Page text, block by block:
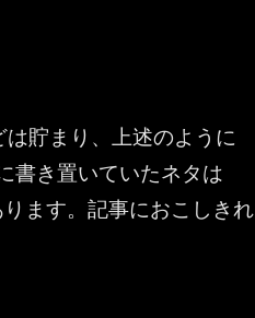
貯まり、上述のように
書き置いていたネタは
ます。記事におこしきれ